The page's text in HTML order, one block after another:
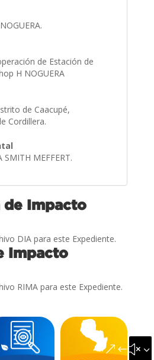
de Estación de
H NOGUERA
de Caacupé,
Cordillera.
SMITH MEFFERT.
de Impacto
DIA para este Expediente.
Impacto
RIMA para este Expediente.